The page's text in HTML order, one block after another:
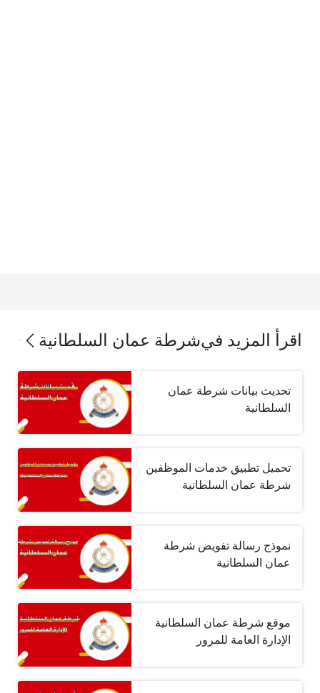
اقرأ المزيد فيشرطة عمان السلطانية
تحديث بيانات شرطة عمان
السلطانية
تحميل تطبيق خدمات الموظفين
شرطة عمان السلطانية
نموذج رسالة تفويض شرطة
عمان السلطانية
موقع شرطة عمان السلطانية
الإدارة العامة للمرور